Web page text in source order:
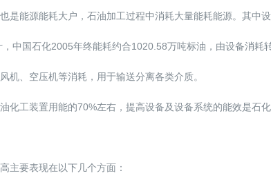
是能源能耗大户，石油加工过程中消耗大量能耗能源。其中
中国石化2005年终能耗约合1020.58万吨标油，由设备消
机、空压机等消耗，用于输送分离各类介质。
化工装置用能的70%左右，提高设备及设备系统的能效是石
主要表现在以下几个方面：